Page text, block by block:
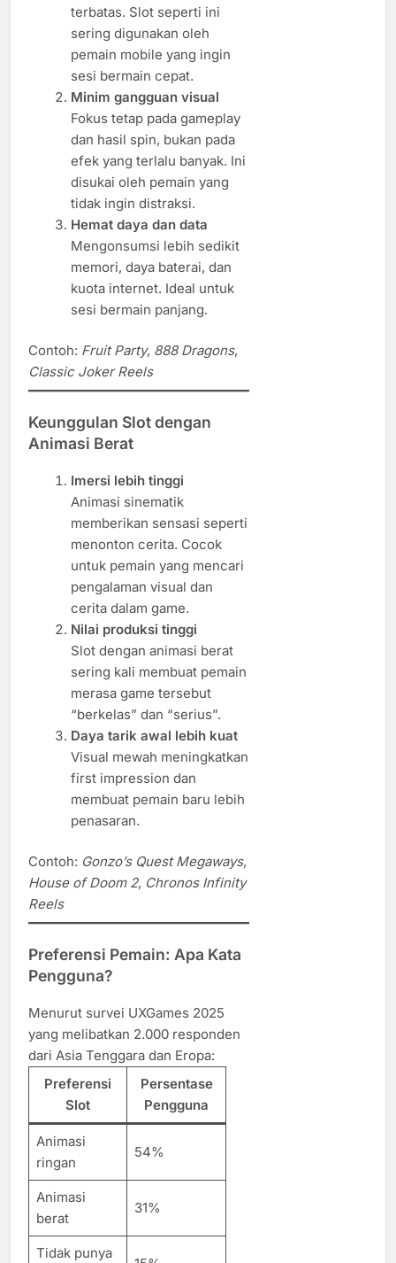
terbatas. Slot seperti ini
sering digunakan oleh
pemain mobile yang ingin
sesi bermain cepat.
Minim gangguan visual
Fokus tetap pada gameplay
dan hasil spin, bukan pada
efek yang terlalu banyak. Ini
disukai oleh pemain yang
tidak ingin distraksi.
Hemat daya dan data
Mengonsumsi lebih sedikit
memori, daya baterai, dan
kuota internet. Ideal untuk
sesi bermain panjang.
Contoh: Fruit Party, 888 Dragons,
Classic Joker Reels
Keunggulan Slot dengan
Animasi Berat
Imersi lebih tinggi
Animasi sinematik
memberikan sensasi seperti
menonton cerita. Cocok
untuk pemain yang mencari
pengalaman visual dan
cerita dalam game.
Nilai produksi tinggi
Slot dengan animasi berat
sering kali membuat pemain
merasa game tersebut
“berkelas” dan “serius”.
Daya tarik awal lebih kuat
Visual mewah meningkatkan
first impression dan
membuat pemain baru lebih
penasaran.
Contoh: Gonzo’s Quest Megaways,
House of Doom 2, Chronos Infinity
Reels
Preferensi Pemain: Apa Kata
Pengguna?
Menurut survei UXGames 2025
yang melibatkan 2.000 responden
dari Asia Tenggara dan Eropa:
Preferensi
Slot
Persentase
Pengguna
Animasi
ringan
54%
Animasi
berat
31%
Tidak punya